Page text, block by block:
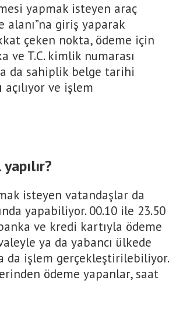
yapmak isteyen araç
alanı”na giriş yaparak
çeken nokta, ödeme için
ve T.C. kimlik numarası
da sahiplik belge tarihi
ve işlem
isteyen vatandaşlar da
yapabiliyor. 00.10 ile 23.50
ve kredi kartıyla ödeme
ya da yabancı ülkede
işlem gerçekleştirilebiliyor.
ödeme yapanlar, saat